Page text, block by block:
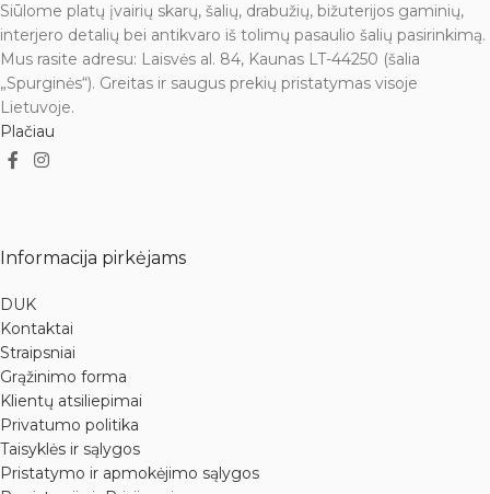
Siūlome platų įvairių skarų, šalių, drabužių, bižuterijos gaminių,
interjero detalių bei antikvaro iš tolimų pasaulio šalių pasirinkimą.
Mus rasite adresu: Laisvės al. 84, Kaunas LT-44250 (šalia
„Spurginės“). Greitas ir saugus prekių pristatymas visoje
Lietuvoje.
Plačiau
Informacija pirkėjams
DUK
Kontaktai
Straipsniai
Grąžinimo forma
Klientų atsiliepimai
Privatumo politika
Taisyklės ir sąlygos
Pristatymo ir apmokėjimo sąlygos